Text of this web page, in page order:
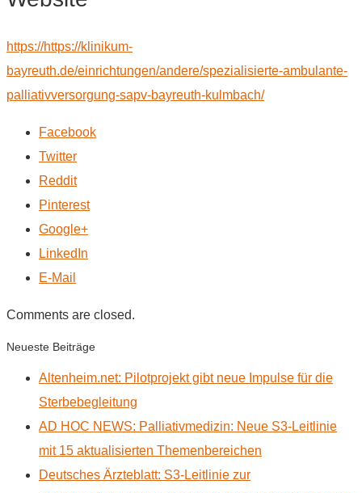
https://https://klinikum-
bayreuth.de/einrichtungen/andere/spezialisierte-ambulante-
palliativversorgung-sapv-bayreuth-kulmbach/
Facebook
Twitter
Reddit
Pinterest
Google+
LinkedIn
E-Mail
Comments are closed.
Neueste Beiträge
Altenheim.net: Pilotprojekt gibt neue Impulse für die
Sterbebegleitung
AD HOC NEWS: Palliativmedizin: Neue S3-Leitlinie
mit 15 aktualisierten Themenbereichen
Deutsches Ärzteblatt: S3-Leitlinie zur